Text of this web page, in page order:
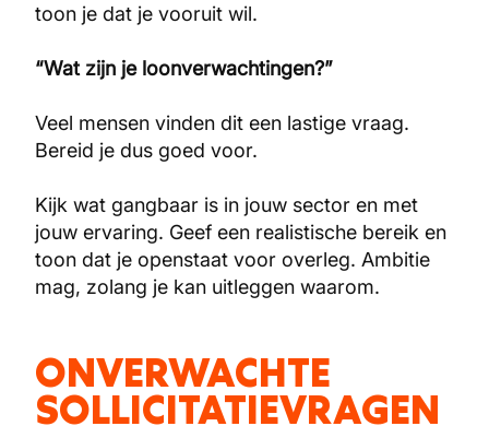
toon je dat je vooruit wil.
“Wat zijn je loonverwachtingen?”
Veel mensen vinden dit een lastige vraag.
Bereid je dus goed voor.
Kijk wat gangbaar is in jouw sector en met
jouw ervaring. Geef een realistische bereik en
toon dat je openstaat voor overleg. Ambitie
mag, zolang je kan uitleggen waarom.
ONVERWACHTE
SOLLICITATIEVRAGEN